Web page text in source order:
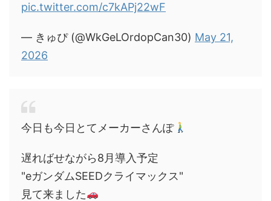
pic.twitter.com/c7kAPj22wF
— きゅぴ (@WkGeLOrdopCan30) May 21,
2026
今日も今日とてメーカーさんぽ
遅ればせながら8月導入予定
"eガンダムSEEDクライマックス"
見て来ました